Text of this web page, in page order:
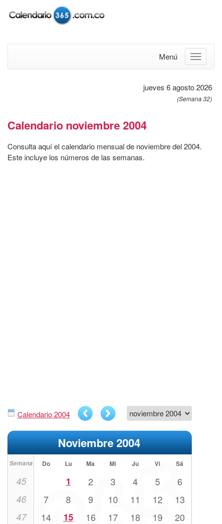
Menú
jueves 6 agosto 2026
(Semana 32)
Calendario noviembre 2004
Consulta aquí el calendario mensual de noviembre del 2004.
Este incluye los números de las semanas.
Calendario 2004
Noviembre 2004
Semana Do Lu Ma Mi Ju Vi Sá
45 1 2 3 4 5 6
46 7 8 9 10 11 12 13
47 14 15 16 17 18 19 20